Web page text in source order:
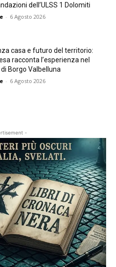
dell’ULSS 1 Dolomiti
- 6 Agosto 2026
casa e futuro del territorio:
racconta l’esperienza nel
Borgo Valbelluna
- 6 Agosto 2026
-